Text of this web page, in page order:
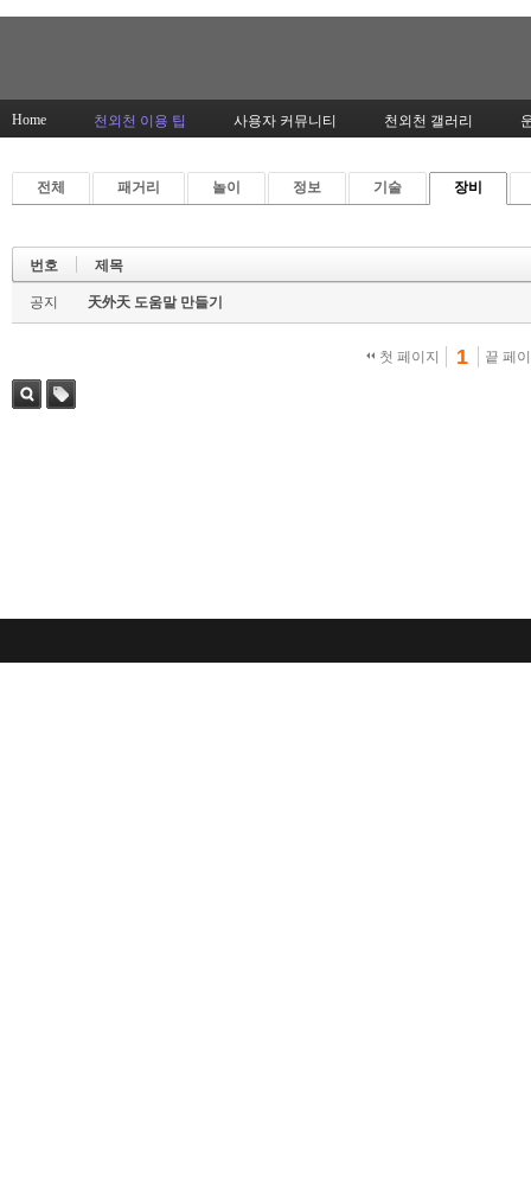
Home 천외천 이용 팁 사용자 커뮤니티 천외천 갤러리
전체 패거리 놀이 정보 기술 장비
번호 제목
공지 天外天 도움말 만들기
첫 페이지 1 끝 페